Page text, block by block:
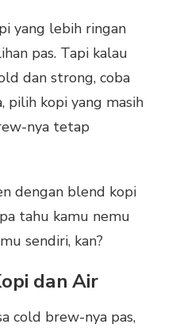
yang lebih ringan
pas. Tapi kalau
dan strong, coba
pilih kopi yang masih
nya tetap
dengan blend kopi
tahu kamu nemu
sendiri, kan?
dan Air
cold brew-nya pas,